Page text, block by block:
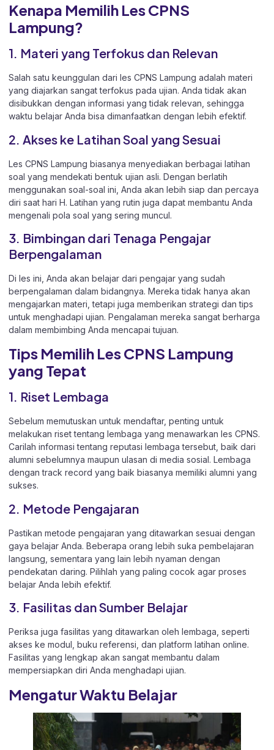
Kenapa Memilih Les CPNS
Lampung?
1. Materi yang Terfokus dan Relevan
Salah satu keunggulan dari les CPNS Lampung adalah materi
yang diajarkan sangat terfokus pada ujian. Anda tidak akan
disibukkan dengan informasi yang tidak relevan, sehingga
waktu belajar Anda bisa dimanfaatkan dengan lebih efektif.
2. Akses ke Latihan Soal yang Sesuai
Les CPNS Lampung biasanya menyediakan berbagai latihan
soal yang mendekati bentuk ujian asli. Dengan berlatih
menggunakan soal-soal ini, Anda akan lebih siap dan percaya
diri saat hari H. Latihan yang rutin juga dapat membantu Anda
mengenali pola soal yang sering muncul.
3. Bimbingan dari Tenaga Pengajar
Berpengalaman
Di les ini, Anda akan belajar dari pengajar yang sudah
berpengalaman dalam bidangnya. Mereka tidak hanya akan
mengajarkan materi, tetapi juga memberikan strategi dan tips
untuk menghadapi ujian. Pengalaman mereka sangat berharga
dalam membimbing Anda mencapai tujuan.
Tips Memilih Les CPNS Lampung
yang Tepat
1. Riset Lembaga
Sebelum memutuskan untuk mendaftar, penting untuk
melakukan riset tentang lembaga yang menawarkan les CPNS.
Carilah informasi tentang reputasi lembaga tersebut, baik dari
alumni sebelumnya maupun ulasan di media sosial. Lembaga
dengan track record yang baik biasanya memiliki alumni yang
sukses.
2. Metode Pengajaran
Pastikan metode pengajaran yang ditawarkan sesuai dengan
gaya belajar Anda. Beberapa orang lebih suka pembelajaran
langsung, sementara yang lain lebih nyaman dengan
pendekatan daring. Pilihlah yang paling cocok agar proses
belajar Anda lebih efektif.
3. Fasilitas dan Sumber Belajar
Periksa juga fasilitas yang ditawarkan oleh lembaga, seperti
akses ke modul, buku referensi, dan platform latihan online.
Fasilitas yang lengkap akan sangat membantu dalam
mempersiapkan diri Anda menghadapi ujian.
Mengatur Waktu Belajar